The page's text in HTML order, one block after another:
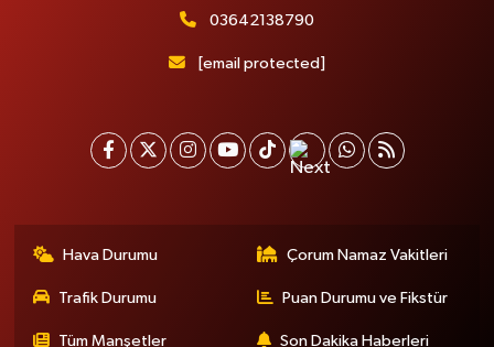
03642138790
[email protected]
Hava Durumu Çorum Namaz Vakitleri
Trafik Durumu Puan Durumu ve Fikstür
Tüm Manşetler Son Dakika Haberleri